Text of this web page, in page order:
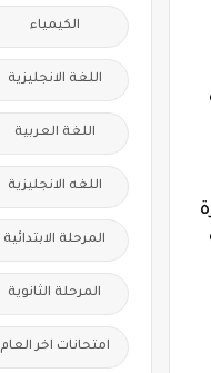
الكيمياء
اللغة الانجليزية
اللغة العربية
اللغه الانجليزية
المرحلة الابتدائية
المرحلة الثانوية
امتحانات اخر العام